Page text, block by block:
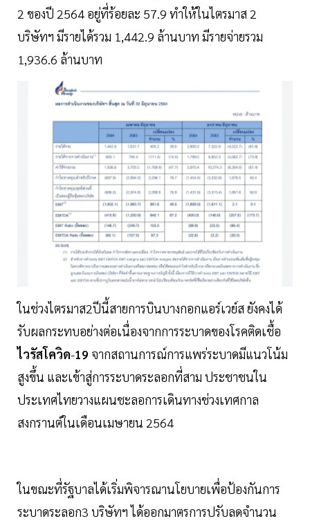
2 ของปี 2564 อยู่ที่ร้อยละ 57.9 ทำให้ในไตรมาส 2
บริษัทฯ มีรายได้รวม 1,442.9 ล้านบาท มีรายจ่ายรวม
1,936.6 ล้านบาท
ในช่วงไตรมาส2ปีนี้สายการบินบางกอกแอร์เวย์ส ยังคงได้
รับผลกระทบอย่างต่อเนื่องจากการระบาดของโรคติดเชื้อ
ไวรัสโควิด-19 จากสถานการณ์การแพร่ระบาดมีแนวโน้ม
สูงขึ้น และเข้าสู่การระบาดระลอกที่สาม ประชาชนใน
ประเทศไทยวางแผนชะลอการเดินทางช่วงเทศกาล
สงกรานต์ในเดือนเมษายน 2564
ในขณะที่รัฐบาลได้เริ่มพิจารณานโยบายเพื่อป้องกันการ
ระบาดระลอก3 บริษัทฯ ได้ออกมาตรการปรับลดจำนวน